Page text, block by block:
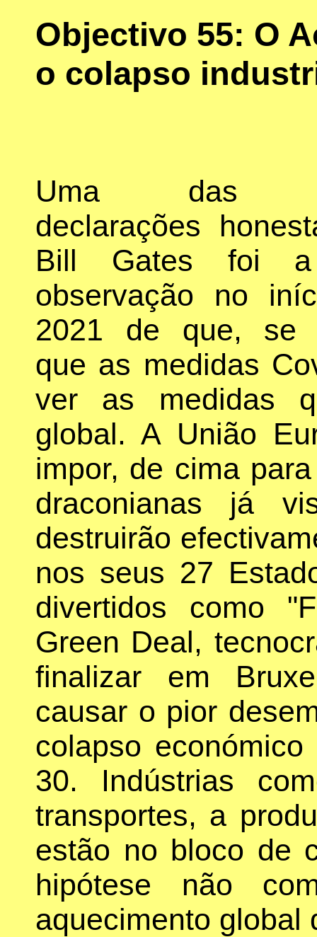
Objectivo 55: O
o colapso
Uma das
declarações
Bill Gates foi
observação no
2021 de que, se
que as medidas
ver as medidas
global. A União
impor, de cima
draconianas já
destruirão
nos seus 27
divertidos como
Green Deal,
finalizar em
causar o pior
colapso
30. Indústrias
transportes, a
estão no bloco de
hipótese não
aquecimento global